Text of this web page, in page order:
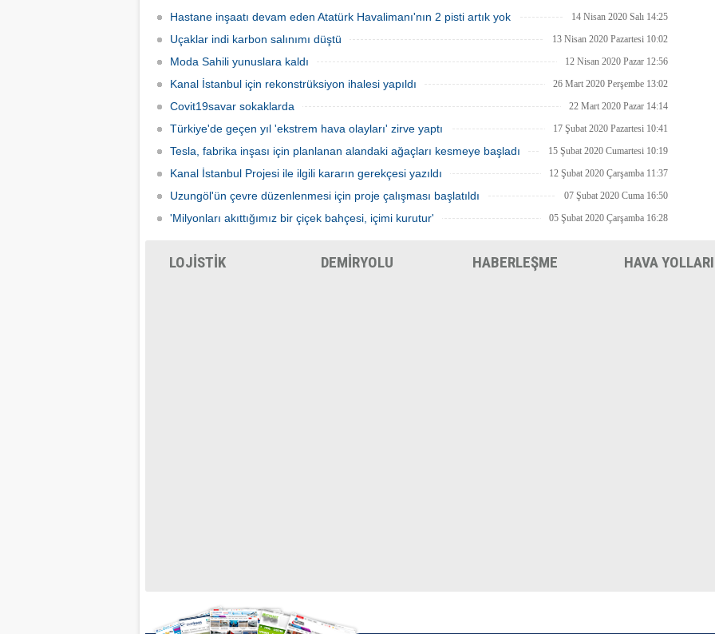
caddelere çıkmasına şahit oluyoruz.
Ortaköy sahilinde de yunuslar ortaya
çıktı.
modern dönel kavşaklar ile trafik
yüzde 65'e ulaştı.
Hastane inşaatı devam eden Atatürk Havalimanı'nın 2 pisti artık yok 14 Nisan 2020 Salı 14:25
Uçaklar indi karbon salınımı düştü 13 Nisan 2020 Pazartesi 10:02
Moda Sahili yunuslara kaldı 12 Nisan 2020 Pazar 12:56
Kanal İstanbul için rekonstrüksiyon ihalesi yapıldı 26 Mart 2020 Perşembe 13:02
Covit19savar sokaklarda 22 Mart 2020 Pazar 14:14
Türkiye'de geçen yıl 'ekstrem hava olayları' zirve yaptı 17 Şubat 2020 Pazartesi 10:41
Tesla, fabrika inşası için planlanan alandaki ağaçları kesmeye başladı 15 Şubat 2020 Cumartesi 10:19
Kanal İstanbul Projesi ile ilgili kararın gerekçesi yazıldı 12 Şubat 2020 Çarşamba 11:37
Uzungöl'ün çevre düzenlenmesi için proje çalışması başlatıldı 07 Şubat 2020 Cuma 16:50
'Milyonları akıttığımız bir çiçek bahçesi, içimi kurutur' 05 Şubat 2020 Çarşamba 16:28
LOJİSTİK DEMİRYOLU HABERLEŞME HAVA YOLLARI